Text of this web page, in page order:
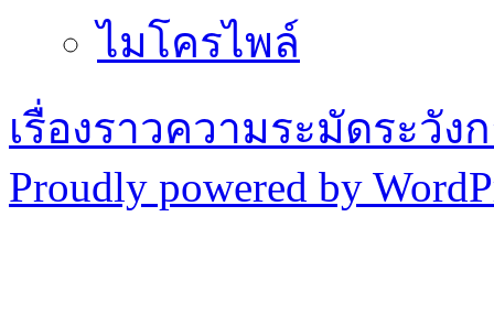
ไมโครไพล์
เรื่องราวความระมัดระวัง
Proudly powered by